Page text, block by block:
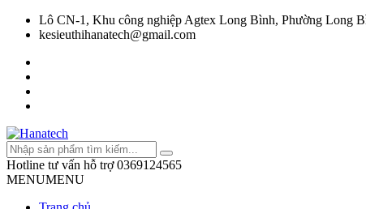
Lô CN-1, Khu công nghiệp Agtex Long Bình, Phường Long
kesieuthihanatech@gmail.com
Hotline tư vấn hỗ trợ 0369124565
MENUMENU